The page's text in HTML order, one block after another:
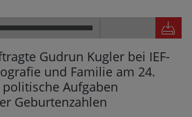
Gudrun Kugler bei IEF-
und Familie am 24.
Aufgaben
Geburtenzahlen